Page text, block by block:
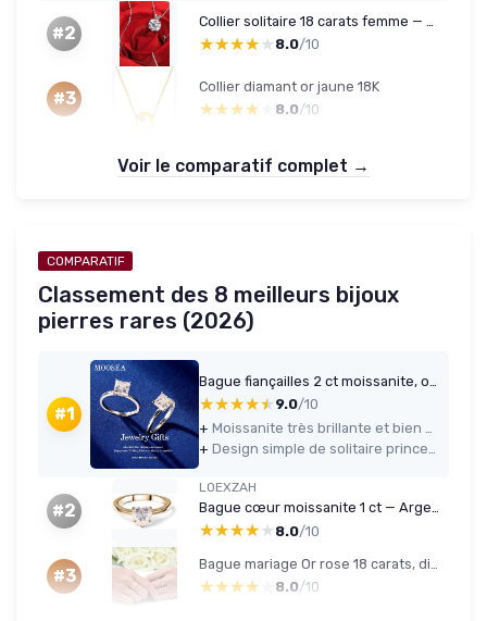
#2 ★★★★★
★★★★★ 8.0/10
#3
Collier diamant or jaune 18K
★★★★★
★★★★★ 8.0/10
Voir le comparatif complet →
COMPARATIF
Classement des 8 meilleurs bijoux
pierres rares (2026)
#1 ★★★★★
★★★★★ 9.0/10
+
+
#2
LOEXZAH
Bague cœur moissanite 1 ct — Argent 925 plaqué or 18K
★★★★★
★★★★★ 8.0/10
#3 ★★★★★
★★★★★ 8.0/10